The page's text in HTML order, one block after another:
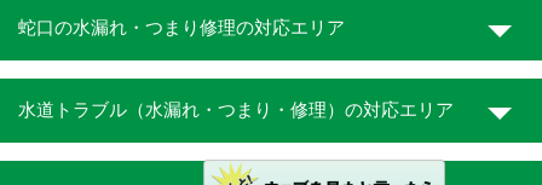
蛇口の水漏れ・つまり修理の対応エリア
水道トラブル（水漏れ・つまり・修理）の対応エリア